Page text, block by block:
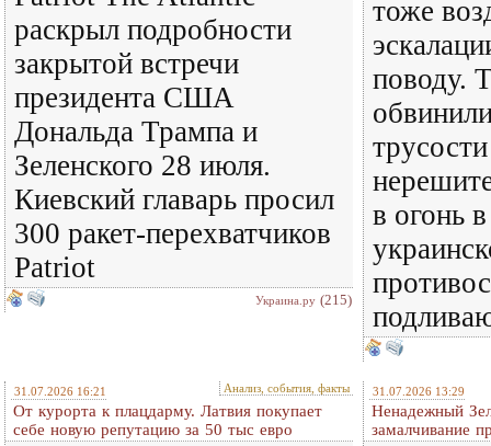
раскрыл подробности
закрытой встречи
президента США
Дональда Трампа и
Зеленского 28 июля.
Киевский главарь просил
300 ракет-перехватчиков
Patriot
Украина.ру (215)
тоже
поводу.
в огонь
31.07.2026 16:21 Анализ, события, факты
От курорта к плацдарму. Латвия покупает
себе новую репутацию за 50 тыс евро
31.07.2026 13:29
Ненадежный
замалчивание